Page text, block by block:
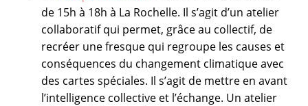
de 15h à 18h à La Rochelle. Il s’agit d’un atelier
collaboratif qui permet, grâce au collectif, de
recréer une fresque qui regroupe les causes et
conséquences du changement climatique avec
des cartes spéciales. Il s’agit de mettre en avant
l’intelligence collective et l’échange. Un atelier